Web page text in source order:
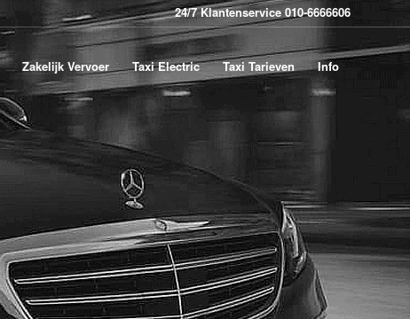
24/7 Klantenservice 010-6666606
Zakelijk Vervoer Taxi Electric Taxi Tarieven Info